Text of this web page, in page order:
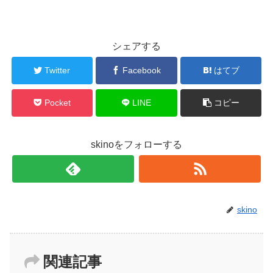
シェアする
Twitter Facebook はてブ
Pocket LINE コピー
skinoをフォローする
skino
関連記事